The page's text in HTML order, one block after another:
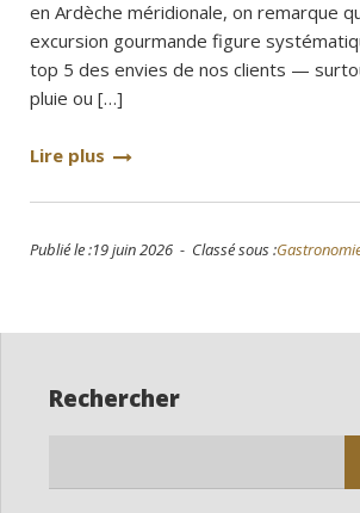
en Ardèche méridionale, on remarque
excursion gourmande figure
top 5 des envies de nos clients —
pluie ou […]
Lire plus
Publié le :19 juin 2026 - Classé sous :
Rechercher